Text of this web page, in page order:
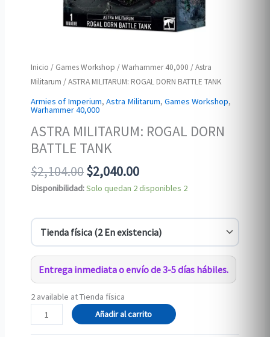
Inicio / Games Workshop /Warhammer 40,000 /Astra
Militarum / ASTRA MILITARUM: ROGAL DORN BATTLE TANK
Armies of Imperium,Astra Militarum,Games Workshop,
Warhammer 40,000
ASTRA MILITARUM: ROGAL DORN
BATTLE TANK
$2,104.00Original
price
$2,104.00.
$2,040.00Current
price
$2,040.00.
Disponibilidad:Solo quedan 2 disponibles 2
Entrega inmediata o envío de 3-5 días hábiles.
2 available at Tienda física
ASTRA
MILITARUM:
Añadir al carrito